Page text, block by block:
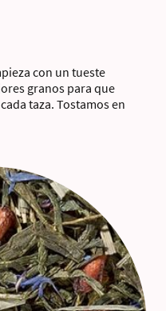
con un tueste
granos para que
taza. Tostamos en